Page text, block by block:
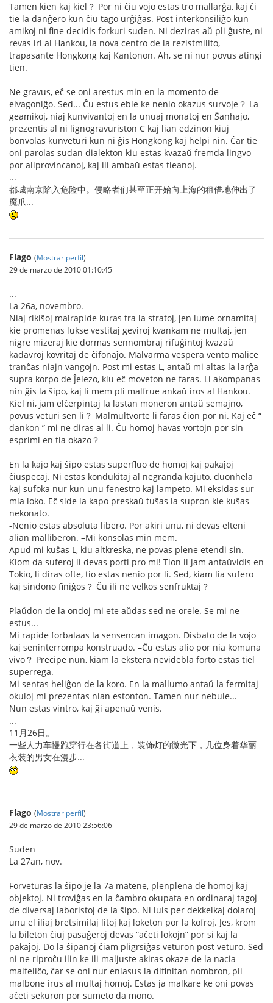
Tamen kien kaj kiel？ Por ni ĉiu vojo estas tro mallarĝa, kaj ĉi
tie la danĝero kun ĉiu tago urĝiĝas. Post interkonsiliĝo kun
amikoj ni fine decidis forkuri suden. Ni deziras aŭ pli ĝuste, ni
revas iri al Hankou, la nova centro de la rezistmilito,
trapasante Hongkong kaj Kantonon. Ah, se ni nur povus atingi
tien.
Ne gravus, eĉ se oni arestus min en la momento de
elvagoniĝo. Sed... Ĉu estus eble ke nenio okazus survoje？ La
geamikoj, niaj kunvivantoj en la unuaj monatoj en Ŝanhajo,
prezentis al ni lignogravuriston C kaj lian edzinon kiuj
bonvolas kunveturi kun ni ĝis Hongkong kaj helpi nin. Ĉar tie
oni parolas sudan dialekton kiu estas kvazaŭ fremda lingvo
por aliprovincanoj, kaj ili ambaŭ estas tieanoj.
...
都城南京陷入危险中。侵略者们甚至正开始向上海的租借地伸出了
魔爪...
Flago (Mostrar perfil)
29 de marzo de 2010 01:10:45
...
La 26a, novembro.
Niaj rikiŝoj malrapide kuras tra la stratoj, jen lume ornamitaj
kie promenas lukse vestitaj geviroj kvankam ne multaj, jen
nigre mizeraj kie dormas sennombraj rifuĝintoj kvazaŭ
kadavroj kovritaj de ĉifonaĵo. Malvarma vespera vento malice
tranĉas niajn vangojn. Post mi estas L, antaŭ mi altas la larĝa
supra korpo de Ĵelezo, kiu eĉ moveton ne faras. Li akompanas
nin ĝis la ŝipo, kaj li mem pli malfrue ankaŭ iros al Hankou.
Kiel ni, jam elĉerpintaj la lastan moneron antaŭ semajno,
povus veturi sen li？ Malmultvorte li faras ĉion por ni. Kaj eĉ “
dankon ” mi ne diras al li. Ĉu homoj havas vortojn por sin
esprimi en tia okazo？
En la kajo kaj ŝipo estas superfluo de homoj kaj pakaĵoj
ĉiuspecaj. Ni estas kondukitaj al negranda kajuto, duonhela
kaj sufoka nur kun unu fenestro kaj lampeto. Mi eksidas sur
mia loko. Eĉ side la kapo preskaŭ tuŝas la supron kie kuŝas
nekonato.
-Nenio estas absoluta libero. Por akiri unu, ni devas elteni
alian malliberon. –Mi konsolas min mem.
Apud mi kuŝas L, kiu altkreska, ne povas plene etendi sin.
Kiom da suferoj li devas porti pro mi! Tion li jam antaŭvidis en
Tokio, li diras ofte, tio estas nenio por li. Sed, kiam lia sufero
kaj sindono finiĝos？ Ĉu ili ne velkos senfruktaj？
Plaŭdon de la ondoj mi ete aŭdas sed ne orele. Se mi ne
estus...
Mi rapide forbalaas la sensencan imagon. Disbato de la vojo
kaj seninterrompa konstruado. –Ĉu estas alio por nia komuna
vivo？ Precipe nun, kiam la ekstera nevidebla forto estas tiel
superrega.
Mi sentas heliĝon de la koro. En la mallumo antaŭ la fermitaj
okuloj mi prezentas nian estonton. Tamen nur nebule...
Nun estas vintro, kaj ĝi apenaŭ venis.
...
11月26日。
一些人力车慢跑穿行在各街道上，装饰灯的微光下，几位身着华丽
衣装的男女在漫步...
Flago (Mostrar perfil)
29 de marzo de 2010 23:56:06
Suden
La 27an, nov.
Forveturas la ŝipo je la 7a matene, plenplena de homoj kaj
objektoj. Ni troviĝas en la ĉambro okupata en ordinaraj tagoj
de diversaj laboristoj de la ŝipo. Ni luis per dekkelkaj dolaroj
unu el iliaj bretsimilaj litoj kaj loketon por la kofroj. Jes, krom
la bileton ĉiuj pasaĝeroj devas “aĉeti lokojn” por si kaj la
pakaĵoj. Do la ŝipanoj ĉiam pligrsiĝas veturon post veturo. Sed
ni ne riproĉu ilin ke ili maljuste akiras okaze de la nacia
malfeliĉo, ĉar se oni nur enlasus la difinitan nombron, pli
malbone irus al multaj homoj. Estas ja malkare ke oni povas
aĉeti sekuron por sumeto da mono.